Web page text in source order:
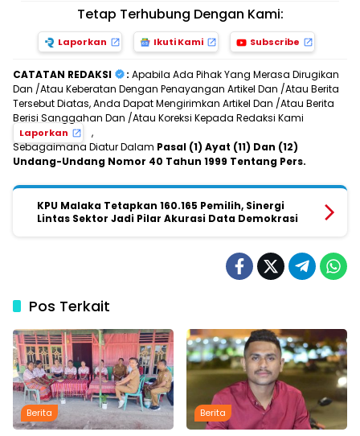
Tetap Terhubung Dengan Kami:
Laporkan Ikuti Kami Subscribe
CATATAN REDAKSI : Apabila Ada Pihak Yang Merasa Dirugikan
Dan /Atau Keberatan Dengan Penayangan Artikel Dan /Atau Berita
Tersebut Diatas, Anda Dapat Mengirimkan Artikel Dan /Atau Berita
Berisi Sanggahan Dan /Atau Koreksi Kepada Redaksi Kami
Laporkan
,
Sebagaimana Diatur Dalam Pasal (1) Ayat (11) Dan (12)
Undang-Undang Nomor 40 Tahun 1999 Tentang Pers.
KPU Malaka Tetapkan 160.165 Pemilih, Sinergi
Lintas Sektor Jadi Pilar Akurasi Data Demokrasi
Pos Terkait
Berita Berita